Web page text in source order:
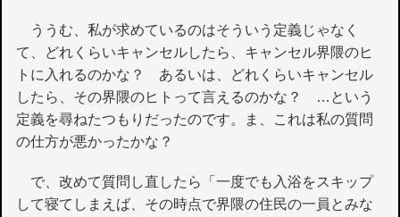
ううむ、私が求めているのはそういう定義じゃなく
て、どれくらいキャンセルしたら、キャンセル界隈のヒ
トに入れるのかな？ あるいは、どれくらいキャンセル
したら、その界隈のヒトって言えるのかな？ …という
定義を尋ねたつもりだったのです。ま、これは私の質問
の仕方が悪かったかな？
で、改めて質問し直したら「一度でも入浴をスキップ
して寝てしまえば、その時点で界隈の住民の一員とみな